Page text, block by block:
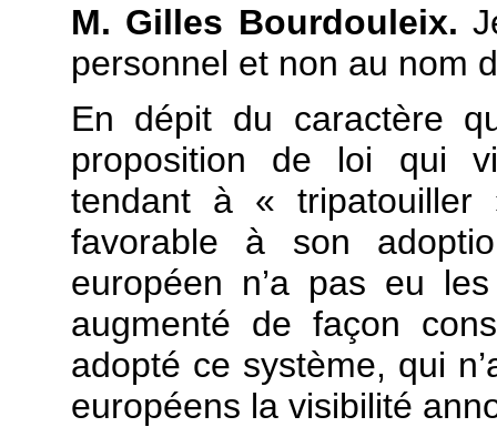
M. Gilles Bourdouleix.
personnel et non au nom
En dépit du caractère
proposition de loi qui
tendant à «
favorable à son
européen n’a pas eu
augmenté de façon
adopté ce système, qui
européens la visibilité